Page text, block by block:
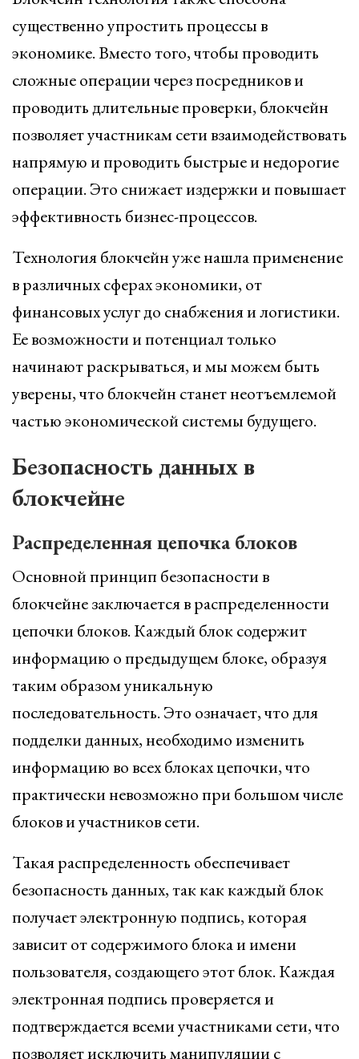
существенно упростить процессы в
экономике. Вместо того, чтобы проводить
сложные операции через посредников и
проводить длительные проверки, блокчейн
позволяет участникам сети взаимодействовать
напрямую и проводить быстрые и недорогие
операции. Это снижает издержки и повышает
эффективность бизнес-процессов.
Технология блокчейн уже нашла применение
в различных сферах экономики, от
финансовых услуг до снабжения и логистики.
Ее возможности и потенциал только
начинают раскрываться, и мы можем быть
уверены, что блокчейн станет неотъемлемой
частью экономической системы будущего.
Безопасность данных в
блокчейне
Распределенная цепочка блоков
Основной принцип безопасности в
блокчейне заключается в распределенности
цепочки блоков. Каждый блок содержит
информацию о предыдущем блоке, образуя
таким образом уникальную
последовательность. Это означает, что для
подделки данных, необходимо изменить
информацию во всех блоках цепочки, что
практически невозможно при большом числе
блоков и участников сети.
Такая распределенность обеспечивает
безопасность данных, так как каждый блок
получает электронную подпись, которая
зависит от содержимого блока и имени
пользователя, создающего этот блок. Каждая
электронная подпись проверяется и
подтверждается всеми участниками сети, что
позволяет исключить манипуляции с